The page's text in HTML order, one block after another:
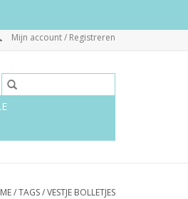
Mijn account / Registreren
/TAGS/VESTJE BOLLETJES